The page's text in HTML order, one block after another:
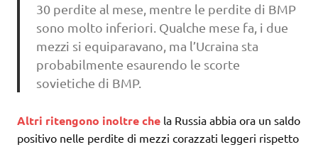
30 perdite al mese, mentre le perdite di BMP
sono molto inferiori. Qualche mese fa, i due
mezzi si equiparavano, ma l’Ucraina sta
probabilmente esaurendo le scorte
sovietiche di BMP.
Altri ritengono inoltre che la Russia abbia ora un saldo
positivo nelle perdite di mezzi corazzati leggeri rispetto